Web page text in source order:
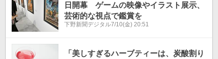
日開幕 ゲームの映像やイラスト展示、
芸術的な視点で鑑賞を
下野新聞デジタル7/10(金) 20:51
「美しすぎるハーブティーは、炭酸割り